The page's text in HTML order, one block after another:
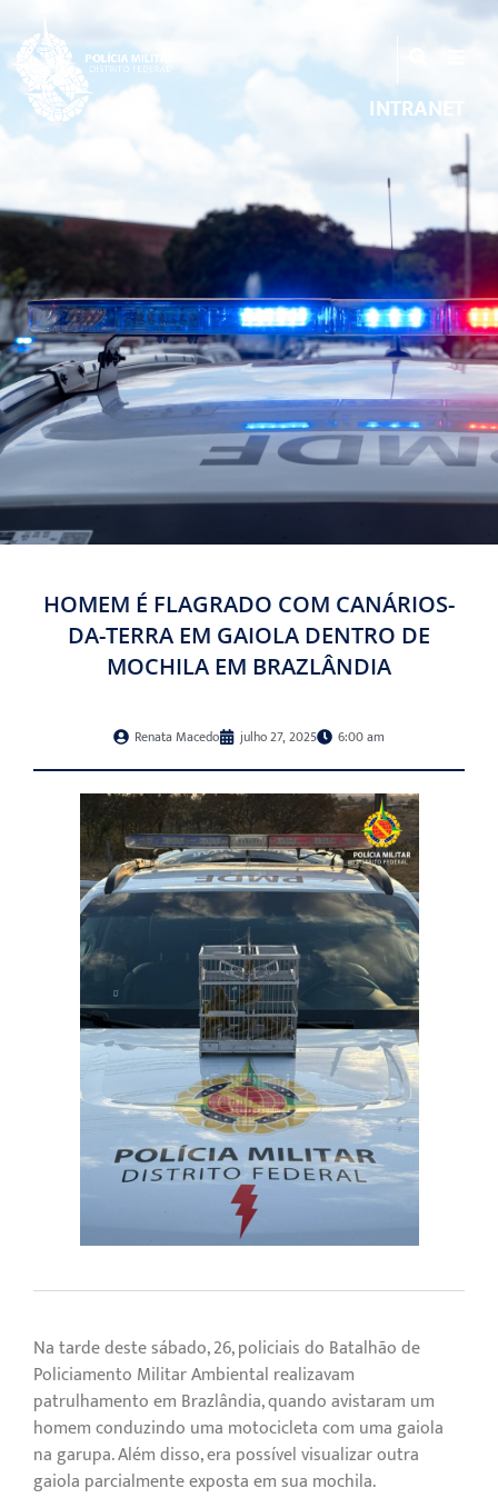
INTRANET
HOMEM É FLAGRADO COM CANÁRIOS-
DA-TERRA EM GAIOLA DENTRO DE
MOCHILA EM BRAZLÂNDIA
Renata Macedo julho 27, 2025 6:00 am
Na tarde deste sábado, 26, policiais do Batalhão de
Policiamento Militar Ambiental realizavam
patrulhamento em Brazlândia, quando avistaram um
homem conduzindo uma motocicleta com uma gaiola
na garupa. Além disso, era possível visualizar outra
gaiola parcialmente exposta em sua mochila.